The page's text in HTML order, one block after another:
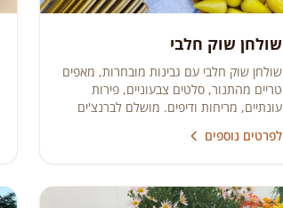
שולחן שוק חלבי
שולחן שוק חלבי עם גבינות מובחרות, מאפים
טריים מהתנור, סלטים צבעוניים, פירות
עונתיים, מריחות ודיפים. מושלם לברנצ'ים
לפרטים נוספים